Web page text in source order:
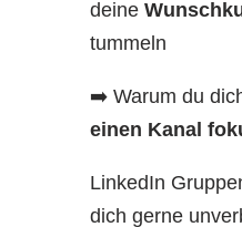
deine
tummeln
➡️ Warum du
einen Kanal
LinkedIn
dich gerne